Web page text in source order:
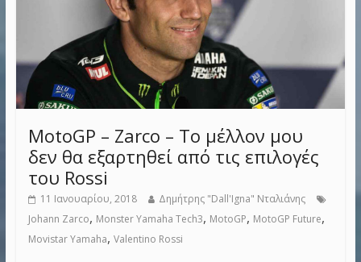
MotoGP – Zarco – Το μέλλον μου
δεν θα εξαρτηθεί από τις επιλογές
του Rossi
11 Ιανουαρίου, 2018
Δημήτρης "Dall'Igna" Νταλιάνης
Johann Zarco, Monster Yamaha Tech3, MotoGP, MotoGP Future,
Movistar Yamaha, Valentino Rossi